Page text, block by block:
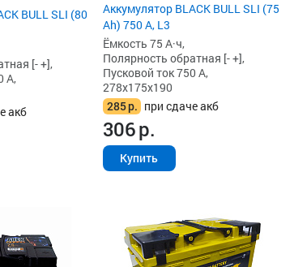
BULL SLI (80
[- +],
А,
акб
Аккумулятор BLACK BULL SLI (75
Ah) 750 А, L3
Ёмкость 75 А·ч,
Полярность обратная [- +],
Пусковой ток 750 А,
278x175x190
285р. при сдаче акб
306р.
Купить